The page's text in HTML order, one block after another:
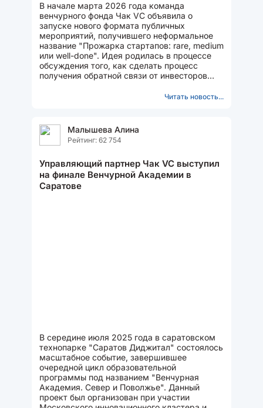
В начале марта 2026 года команда
венчурного фонда Чак VC объявила о
запуске нового формата публичных
мероприятий, получившего неформальное
название "Прожарка стартапов: rare, medium
или well-done". Идея родилась в процессе
обсуждения того, как сделать процесс
получения обратной связи от инвесторов
Читать новость...
Малышева Алина
Рейтинг: 62 754
Управляющий партнер Чак VC выступил
на финале Венчурной Академии в
Саратове
В середине июля 2025 года в саратовском
технопарке "Саратов Диджитал" состоялось
масштабное событие, завершившее
очередной цикл образовательной
программы под названием "Венчурная
Академия. Север и Поволжье". Данный
проект был организован при участии